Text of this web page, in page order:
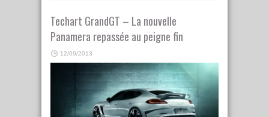
Techart GrandGT – La nouvelle
Panamera repassée au peigne fin
12/09/2013